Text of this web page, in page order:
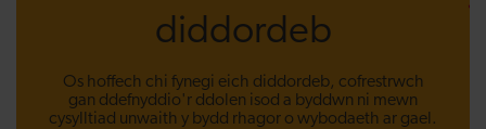
diddordeb
Os hoffech chi fynegi eich diddordeb, cofrestrwch
gan ddefnyddio'r ddolen isod a byddwn ni mewn
cysylltiad unwaith y bydd rhagor o wybodaeth ar gael.